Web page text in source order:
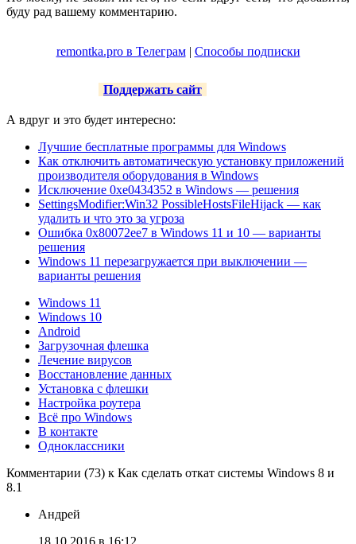
буду рад вашему комментарию.
remontka.pro в Телеграм| Способы подписки
Поддержать сайт
А вдруг и это будет интересно:
Лучшие бесплатные программы для Windows
Как отключить автоматическую установку приложений
производителя оборудования в Windows
Исключение 0xe0434352 в Windows — решения
SettingsModifier:Win32 PossibleHostsFileHijack — как
удалить и что это за угроза
Ошибка 0x80072ee7 в Windows 11 и 10 — варианты
решения
Windows 11 перезагружается при выключении —
варианты решения
Windows 11
Windows 10
Android
Загрузочная флешка
Лечение вирусов
Восстановление данных
Установка с флешки
Настройка роутера
Всё про Windows
В контакте
Одноклассники
Комментарии (73) к Как сделать откат системы Windows 8 и
8.1
Андрей